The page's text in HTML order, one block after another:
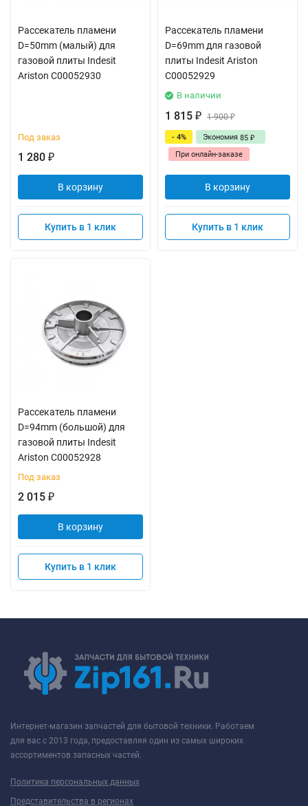
Рассекатель пламени
D=50mm (малый) для
газовой плиты Indesit
Ariston C00052930
Под заказ
1 280 ₽
В корзину
Купить в 1 клик
Рассекатель пламени
D=69mm для газовой
плиты Indesit Ariston
C00052929
В наличии
1 815 ₽ 1 900₽
- 4% Экономия 85 ₽
При онлайн-заказе
В корзину
Купить в 1 клик
Рассекатель пламени
D=94mm (большой) для
газовой плиты Indesit
Ariston C00052928
Под заказ
2 015 ₽
В корзину
Купить в 1 клик
Интернет-магазин запчастей для бытовой техники. Работаем
для вас с 2013 года, предоставляя один из самых широких
ассортиментов запасных частей.
Политика персональных данных
Представительства в регионах